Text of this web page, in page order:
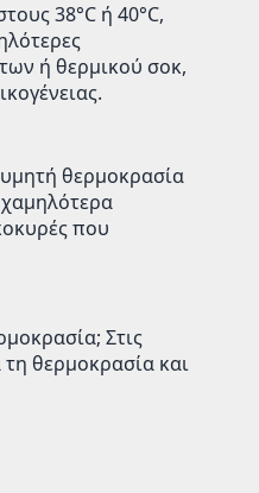
38°C ή 40°C,
ή θερμικού σοκ,
θερμοκρασία
χαμηλότερα
που
Στις
τη θερμοκρασία και